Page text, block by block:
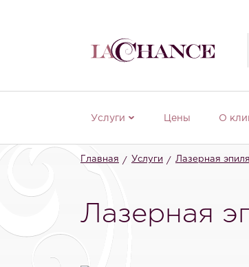
Услуги Цены О
Главная Услуги Лазерная
Лазерная